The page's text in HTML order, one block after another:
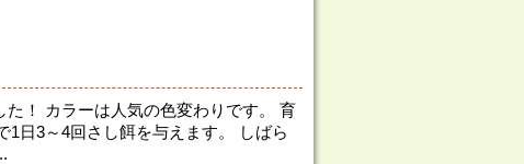
！ カラーは人気の色変わりです。 育
日3～4回さし餌を与えます。 しばら